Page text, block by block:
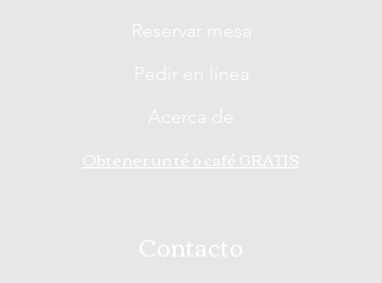
Reservar mesa
Pedir en línea
Acerca de
Obtener un té o café GRATIS
Contacto